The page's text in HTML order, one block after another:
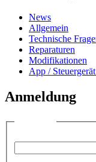
News
Allgemein
Technische
Reparaturen
Modifikationen
App /
Anmeldung